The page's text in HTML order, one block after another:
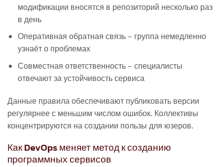
модификации вносятся в репозиторий несколько раз
в день
Оперативная обратная связь – группа немедленно
узнаёт о проблемах
Совместная ответственность – специалисты
отвечают за устойчивость сервиса
Данные правила обеспечивают публиковать версии
регулярнее с меньшим числом ошибок. Коллективы
концентрируются на создании пользы для юзеров.
Как DevOps меняет метод к созданию
программных сервисов